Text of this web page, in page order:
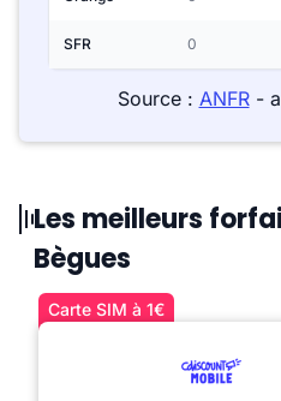
SFR 0
Source : ANFR-
Les meilleurs
Bègues
Carte SIM à 1€